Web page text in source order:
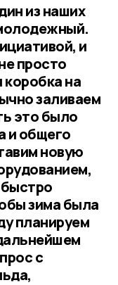
из наших
и
просто
на
заливаем
это было
и общего
новую
зима была
планируем
с